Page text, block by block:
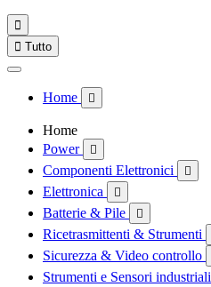

 Tutto
Home 
Home
Power

Componenti Elettronici 
Elettronica 
Batterie & Pile 
Ricetrasmittenti & Strumenti
Sicurezza & Video controllo
Strumenti e Sensori industriali